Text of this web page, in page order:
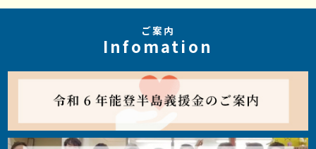
ご案内
Infomation